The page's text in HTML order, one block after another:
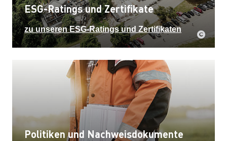
ESG-Ratings und Zertifikate
zu unseren ESG-Ratings und Zertifikaten
Politiken und Nachweisdokumente